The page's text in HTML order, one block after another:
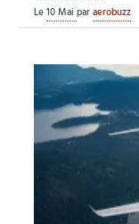
Le10 Maiparaerobuzz